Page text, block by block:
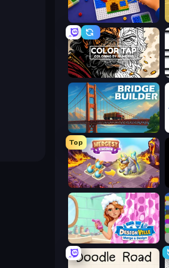
Screw Sorting
Color Tap: Coloring by Numbers
Bridge Builder
Top
Mergest Kingdom
Designville: Merge & Design